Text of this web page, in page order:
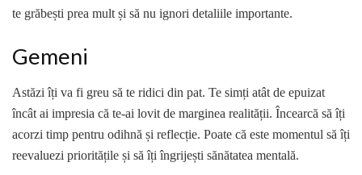
te grăbești prea mult și să nu ignori detaliile importante.
Gemeni
Astăzi îți va fi greu să te ridici din pat. Te simți atât de epuizat
încât ai impresia că te-ai lovit de marginea realității. Încearcă să îți
acorzi timp pentru odihnă și reflecție. Poate că este momentul să îți
reevaluezi prioritățile și să îți îngrijești sănătatea mentală.